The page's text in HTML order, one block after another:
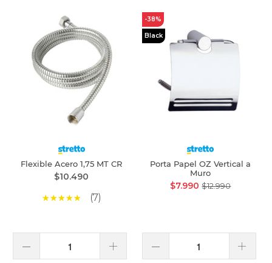
Flexible Acero 1,75 MT CR
$10.490
(7)
-38%
Black
Porta Papel OZ Vertical a
Muro
$7.990$12.990